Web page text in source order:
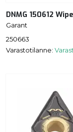
DNMG 150612
Garant
250663
Varastotilanne: